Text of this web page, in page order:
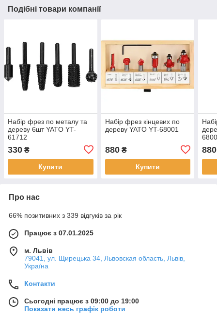
Подібні товари компанії
Набір фрез по металу та
дереву 6шт YATO YT-
61712
330 ₴
Купити
Набір фрез кінцевих по
дереву YATO YT-68001
880₴
Купити
880
Про нас
66% позитивних з 339 відгуків за рік
Працює з 07.01.2025
м. Львів
79041, ул. Щирецька 34, Львовская область, Львів,
Україна
Контакти
Сьогодні працює з 09:00 до 19:00
Показати весь графік роботи